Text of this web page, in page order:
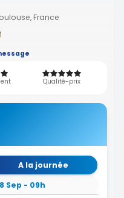
France
Qualité-prix
A la journée
Sep - 09h